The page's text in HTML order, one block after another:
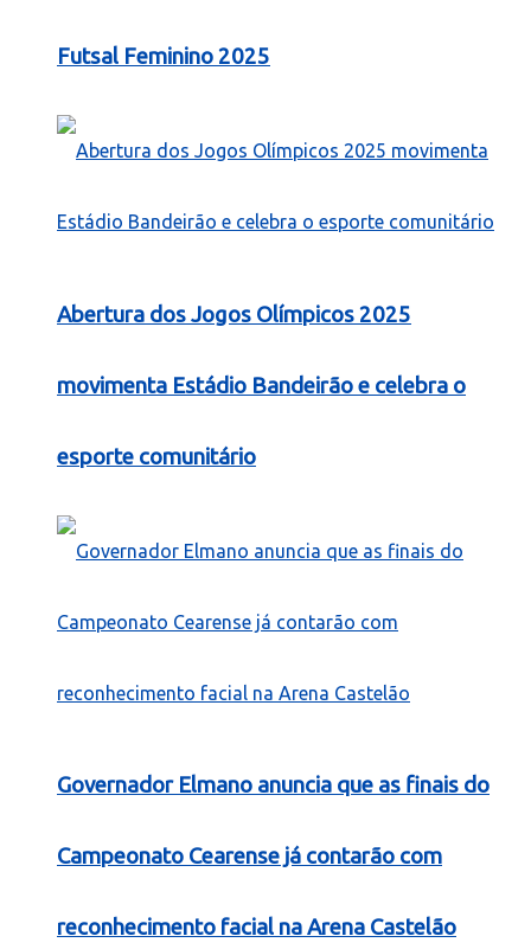
Futsal Feminino 2025
Abertura dos Jogos Olímpicos 2025
movimenta Estádio Bandeirão e celebra o
esporte comunitário
Governador Elmano anuncia que as finais do
Campeonato Cearense já contarão com
reconhecimento facial na Arena Castelão